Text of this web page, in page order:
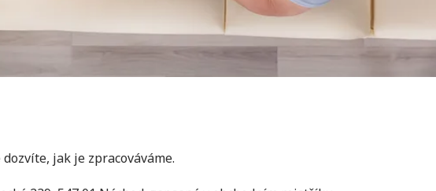
jak je zpracováváme.